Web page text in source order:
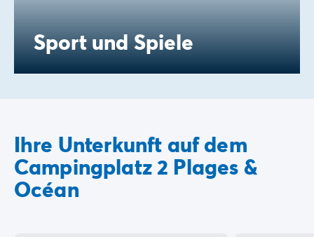
Sport und Spiele
Ihre Unterkunft auf dem
Campingplatz 2 Plages &
Océan